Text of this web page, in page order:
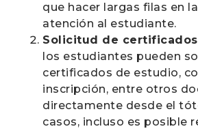
que hacer largas filas en
atención al estudiante.
Solicitud de
los estudiantes pueden
certificados de estudio,
inscripción, entre otros
directamente desde el
casos, incluso es posible